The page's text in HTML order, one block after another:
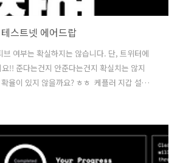
스트넷 에어드랍
브 여부는 확실하지는 않습니다. 단, 트위터에
!! 준다는건지 안준다는건지 확실치는 않지
율이 있지 않을까요? ㅎㅎ ​ 케플러 지갑 설치
Faucet 받기 ​ 아래 사이트 접속
갑 아이콘 클릭 Connect 클릭, 케플러 연결 연